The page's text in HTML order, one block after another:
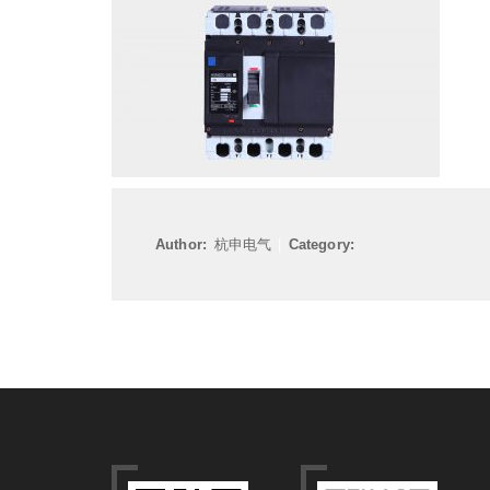
Author: 杭申电气| Category: